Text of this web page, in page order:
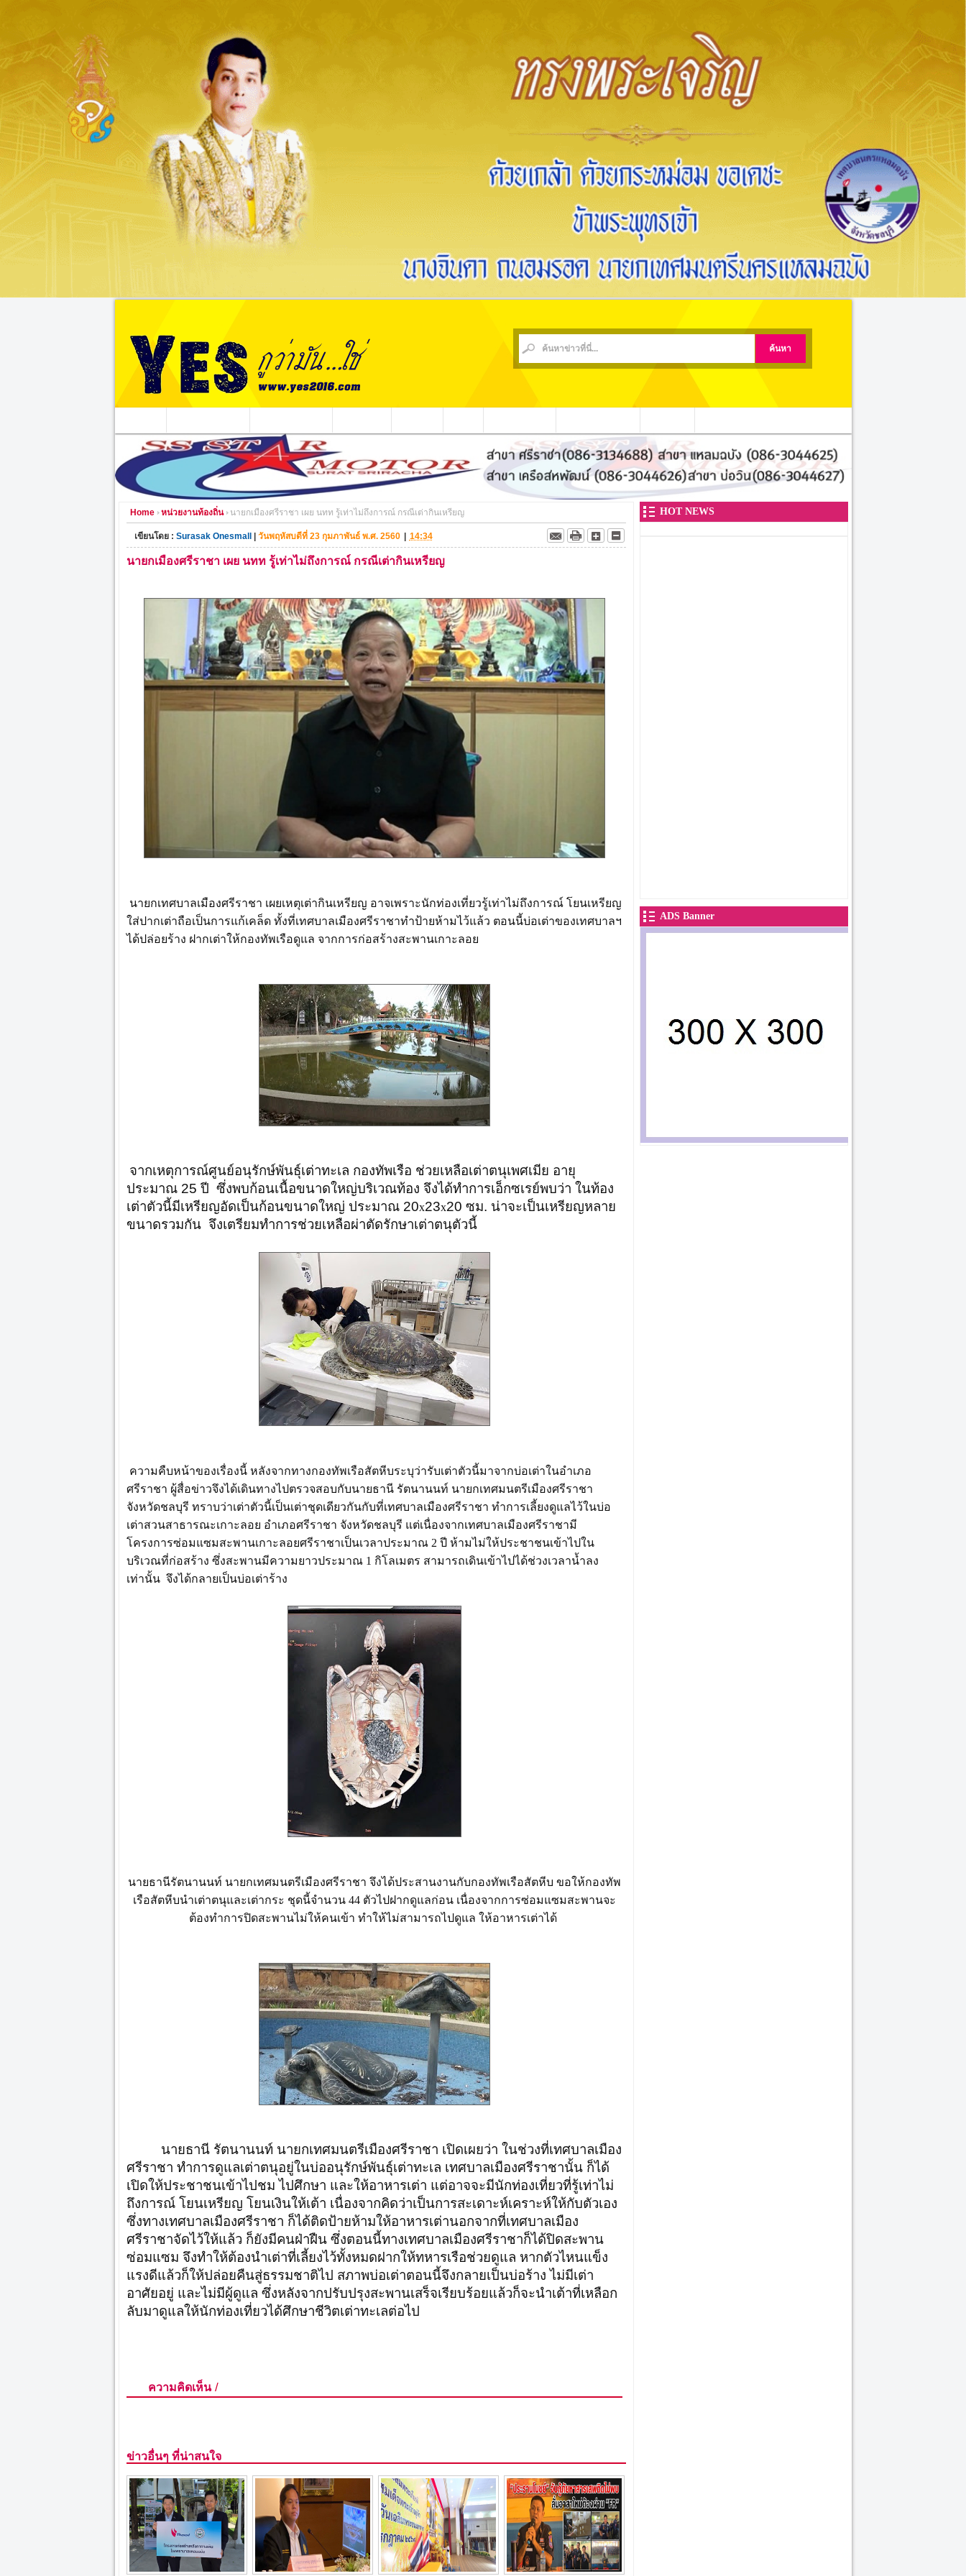
Home หน่วยงานท้องถิ่น นายกเมืองศรีราชา เผย นทท รู้เท่าไม่ถึงการณ์ กรณีเต่ากินเหรียญ
เขียนโดย : Surasak Onesmall วันพฤหัสบดีที่ 23 กุมภาพันธ์ พ.ศ. 2560 14:34
นายกเมืองศรีราชา เผย นทท รู้เท่าไม่ถึงการณ์ กรณีเต่ากินเหรียญ
นายกเทศบาลเมืองศรีราชา เผยเหตุเต่ากินเหรียญ อาจเพราะนักท่องเที่ยวรู้เท่าไม่ถึงการณ์ โยนเหรียญ
ใส่ปากเต่าถือเป็นการแก้เคล็ด ทั้งที่เทศบาลเมืองศรีราชาทำป้ายห้ามไว้แล้ว ตอนนี้บ่อเต่าของเทศบาลฯ
ได้ปล่อยร้าง ฝากเต่าให้กองทัพเรือดูแล จากการก่อสร้างสะพานเกาะลอย
จากเหตุการณ์ศูนย์อนุรักษ์พันธุ์เต่าทะเล กองทัพเรือ ช่วยเหลือเต่าตนุเพศเมีย อายุ
ประมาณ 25 ปี ซึ่งพบก้อนเนื้อขนาดใหญ่บริเวณท้อง จึงได้ทำการเอ็กซเรย์พบว่า ในท้อง
เต่าตัวนี้มีเหรียญอัดเป็นก้อนขนาดใหญ่ ประมาณ 20x23x20 ซม. น่าจะเป็นเหรียญหลาย
ขนาดรวมกัน จึงเตรียมทำการช่วยเหลือผ่าตัดรักษาเต่าตนุตัวนี้
ความคืบหน้าของเรื่องนี้ หลังจากทางกองทัพเรือสัตหีบระบุว่ารับเต่าตัวนี้มาจากบ่อเต่าในอำเภอ
ศรีราชา ผู้สื่อข่าวจึงได้เดินทางไปตรวจสอบกับนายธานี รัตนานนท์ นายกเทศมนตรีเมืองศรีราชา
จังหวัดชลบุรี ทราบว่าเต่าตัวนี้เป็นเต่าชุดเดียวกันกับที่เทศบาลเมืองศรีราชา ทำการเลี้ยงดูแลไว้ในบ่อ
เต่าสวนสาธารณะเกาะลอย อำเภอศรีราชา จังหวัดชลบุรี แต่เนื่องจากเทศบาลเมืองศรีราชามี
โครงการซ่อมแซมสะพานเกาะลอยศรีราชาเป็นเวลาประมาณ 2 ปี ห้ามไม่ให้ประชาชนเข้าไปใน
บริเวณที่ก่อสร้าง ซึ่งสะพานมีความยาวประมาณ 1 กิโลเมตร สามารถเดินเข้าไปได้ช่วงเวลาน้ำลง
เท่านั้น จึงได้กลายเป็นบ่อเต่าร้าง
นายธานีรัตนานนท์ นายกเทศมนตรีเมืองศรีราชา จึงได้ประสานงานกับกองทัพเรือสัตหีบ ขอให้กองทัพ
เรือสัตหีบนำเต่าตนุและเต่ากระ ชุดนี้จำนวน 44 ตัวไปฝากดูแลก่อน เนื่องจากการซ่อมแซมสะพานจะ
ต้องทำการปิดสะพานไม่ให้คนเข้า ทำให้ไม่สามารถไปดูแล ให้อาหารเต่าได้
นายธานี รัตนานนท์ นายกเทศมนตรีเมืองศรีราชา เปิดเผยว่า ในช่วงที่เทศบาลเมือง
ศรีราชา ทำการดูแลเต่าตนุอยู่ในบ่ออนุรักษ์พันธุ์เต่าทะเล เทศบาลเมืองศรีราชานั้น ก็ได้
เปิดให้ประชาชนเข้าไปชม ไปศึกษา และให้อาหารเต่า แต่อาจจะมีนักท่องเที่ยวที่รู้เท่าไม่
ถึงการณ์ โยนเหรียญ โยนเงินให้เต้า เนื่องจากคิดว่าเป็นการสะเดาะห์เคราะห์ให้กับตัวเอง
ซึ่งทางเทศบาลเมืองศรีราชา ก็ได้ติดป้ายห้ามให้อาหารเต่านอกจากที่เทศบาลเมือง
ศรีราชาจัดไว้ให้แล้ว ก็ยังมีคนฝ่าฝืน ซึ่งตอนนี้ทางเทศบาลเมืองศรีราชาก็ได้ปิดสะพาน
ซ่อมแซม จึงทำให้ต้องนำเต่าที่เลี้ยงไว้ทั้งหมดฝากให้ทหารเรือช่วยดูแล หากตัวไหนแข็ง
แรงดีแล้วก็ให้ปล่อยคืนสู่ธรรมชาติไป สภาพบ่อเต่าตอนนี้จึงกลายเป็นบ่อร้าง ไม่มีเต่า
อาศัยอยู่ และไม่มีผู้ดูแล ซึ่งหลังจากปรับปรุงสะพานเสร็จเรียบร้อยแล้วก็จะนำเต้าที่เหลือก
ลับมาดูแลให้นักท่องเที่ยวได้ศึกษาชีวิตเต่าทะเลต่อไป
ความคิดเห็น/
ข่าวอื่นๆ ที่น่าสนใจ
HOT NEWS
ADS Banner